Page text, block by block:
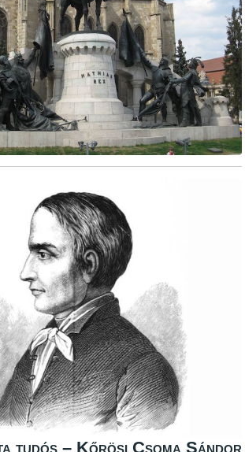
aszkéta tudós – Kőrösi Csoma